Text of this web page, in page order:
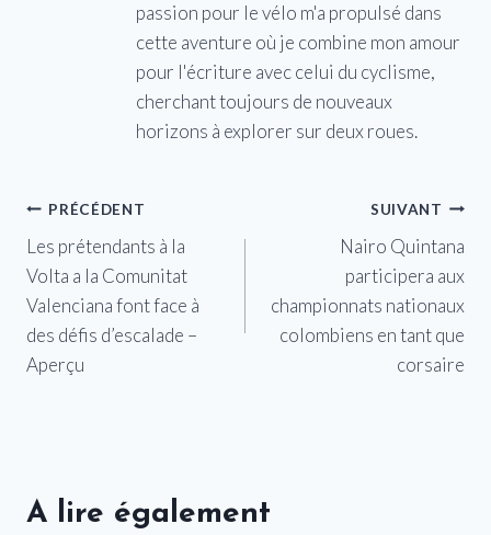
passion pour le vélo m'a propulsé dans
cette aventure où je combine mon amour
pour l'écriture avec celui du cyclisme,
cherchant toujours de nouveaux
horizons à explorer sur deux roues.
Navigation
de
l’article
PRÉCÉDENT
Les prétendants à la
Volta a la Comunitat
Valenciana font face à
des défis d’escalade –
Aperçu
SUIVANT
Nairo Quintana
participera aux
championnats nationaux
colombiens en tant que
corsaire
A lire également